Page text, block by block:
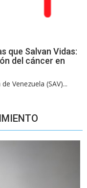
que Salvan Vidas:
del cáncer en
Venezuela (SAV)...